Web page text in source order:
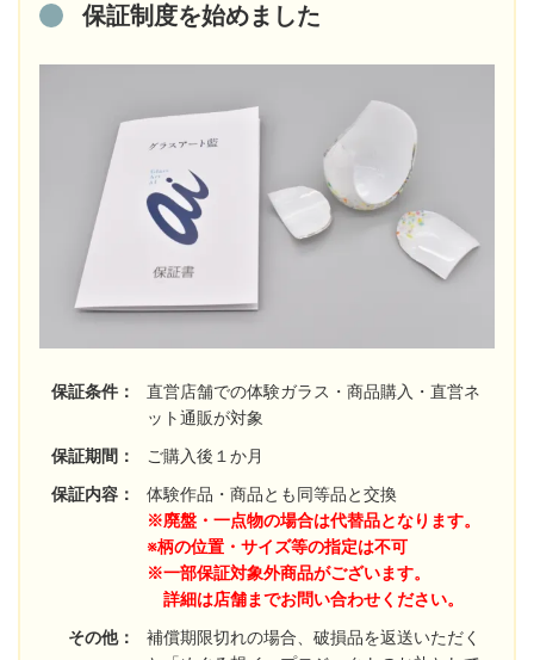
保証制度を始めました
保証条件：
直営店舗での体験ガラス・商品購入・直営ネ
ット通販が対象
保証期間：
ご購入後１か月
保証内容：
体験作品・商品とも同等品と交換
※廃盤・一点物の場合は代替品となります。
※柄の位置・サイズ等の指定は不可
※一部保証対象外商品がございます。
詳細は店舗までお問い合わせください。
その他：
補償期限切れの場合、破損品を返送いただく